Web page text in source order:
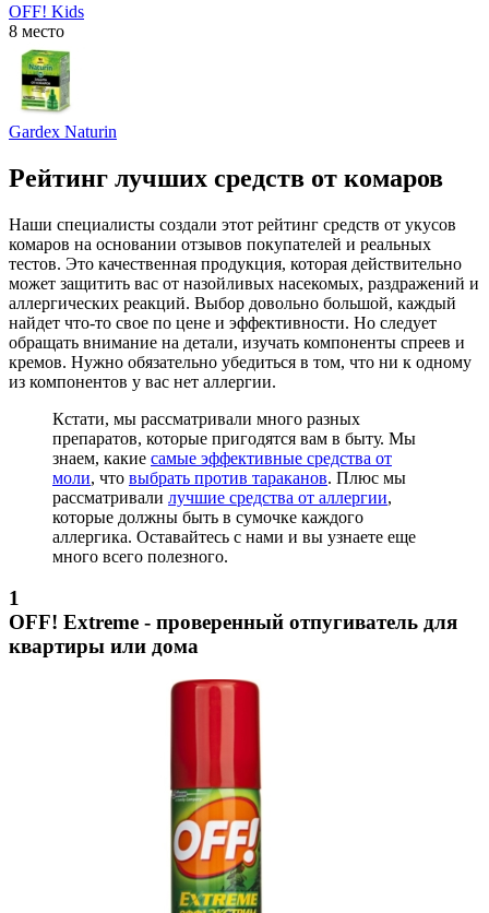
OFF! Kids
8 место
Gardex Naturin
Рейтинг лучших средств от комаров
Наши специалисты создали этот рейтинг средств от укусов
комаров на основании отзывов покупателей и реальных
тестов. Это качественная продукция, которая действительно
может защитить вас от назойливых насекомых, раздражений и
аллергических реакций. Выбор довольно большой, каждый
найдет что-то свое по цене и эффективности. Но следует
обращать внимание на детали, изучать компоненты спреев и
кремов. Нужно обязательно убедиться в том, что ни к одному
из компонентов у вас нет аллергии.
Кстати, мы рассматривали много разных
препаратов, которые пригодятся вам в быту. Мы
знаем, какие самые эффективные средства от
моли, что выбрать против тараканов. Плюс мы
рассматривали лучшие средства от аллергии,
которые должны быть в сумочке каждого
аллергика. Оставайтесь с нами и вы узнаете еще
много всего полезного.
1
OFF! Extreme - проверенный отпугиватель для
квартиры или дома